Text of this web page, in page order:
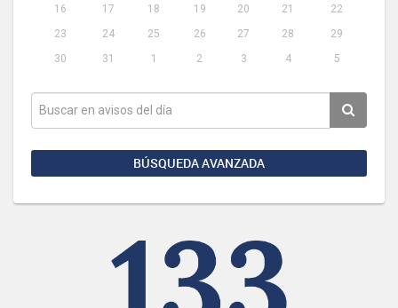
16
17 18 19 20 21
22
23
24 25 26 27 28
29
30
31 1 2 3 4 5
BÚSQUEDA AVANZADA